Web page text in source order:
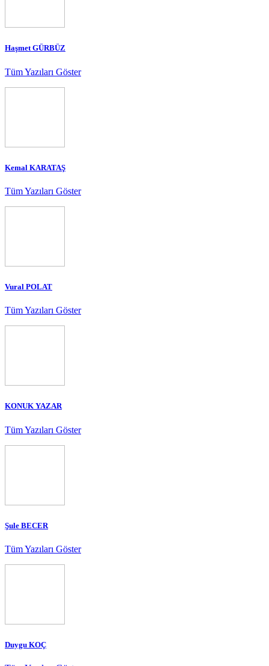
Haşmet GÜRBÜZ
Tüm Yazıları Göster
Kemal KARATAŞ
Tüm Yazıları Göster
Vural POLAT
Tüm Yazıları Göster
KONUK YAZAR
Tüm Yazıları Göster
Şule BECER
Tüm Yazıları Göster
Duygu KOÇ